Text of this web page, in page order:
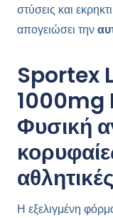
στύσεις και
απογειώσει την
Sportex
1000mg
Φυσική
Η εξελιγμένη